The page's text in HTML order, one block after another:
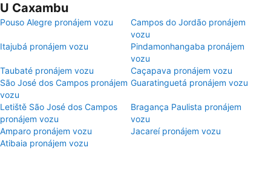
U Caxambu
Pouso Alegre pronájem vozu
Campos do Jordão pronájem
vozu
Itajubá pronájem vozu
Pindamonhangaba pronájem
vozu
Taubaté pronájem vozu
Caçapava pronájem vozu
São José dos Campos pronájem
vozu
Guaratinguetá pronájem vozu
Letiště São José dos Campos
pronájem vozu
Bragança Paulista pronájem
vozu
Amparo pronájem vozu
Jacareí pronájem vozu
Atibaia pronájem vozu